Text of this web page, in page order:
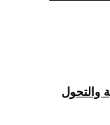
والتحول